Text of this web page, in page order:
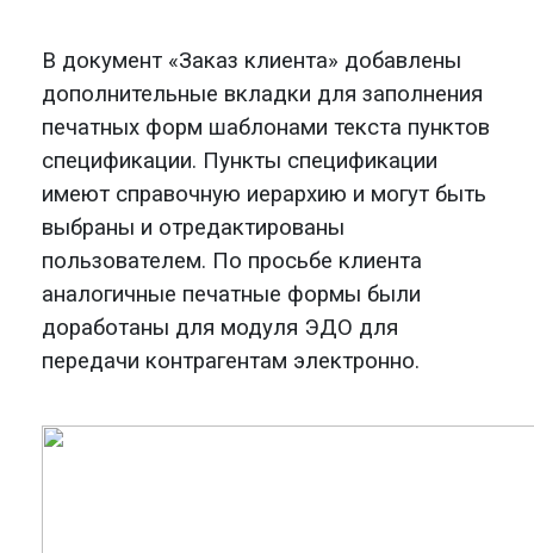
В документ «Заказ клиента» добавлены
дополнительные вкладки для заполнения
печатных форм шаблонами текста пунктов
спецификации. Пункты спецификации
имеют справочную иерархию и могут быть
выбраны и отредактированы
пользователем. По просьбе клиента
аналогичные печатные формы были
доработаны для модуля ЭДО для
передачи контрагентам электронно.